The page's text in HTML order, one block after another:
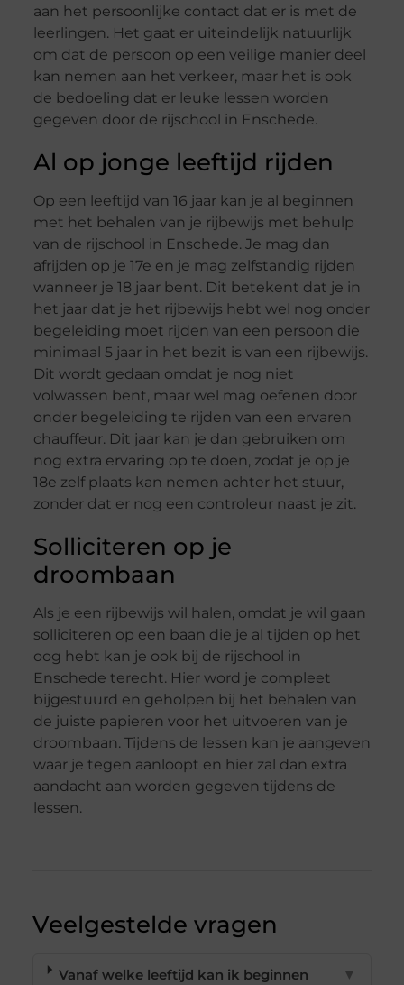
aan het persoonlijke contact dat er is met de
leerlingen. Het gaat er uiteindelijk natuurlijk
om dat de persoon op een veilige manier deel
kan nemen aan het verkeer, maar het is ook
de bedoeling dat er leuke lessen worden
gegeven door de rijschool in Enschede.
Al op jonge leeftijd rijden
Op een leeftijd van 16 jaar kan je al beginnen
met het behalen van je rijbewijs met behulp
van de rijschool in Enschede. Je mag dan
afrijden op je 17e en je mag zelfstandig rijden
wanneer je 18 jaar bent. Dit betekent dat je in
het jaar dat je het rijbewijs hebt wel nog onder
begeleiding moet rijden van een persoon die
minimaal 5 jaar in het bezit is van een rijbewijs.
Dit wordt gedaan omdat je nog niet
volwassen bent, maar wel mag oefenen door
onder begeleiding te rijden van een ervaren
chauffeur. Dit jaar kan je dan gebruiken om
nog extra ervaring op te doen, zodat je op je
18e zelf plaats kan nemen achter het stuur,
zonder dat er nog een controleur naast je zit.
Solliciteren op je
droombaan
Als je een rijbewijs wil halen, omdat je wil gaan
solliciteren op een baan die je al tijden op het
oog hebt kan je ook bij de rijschool in
Enschede terecht. Hier word je compleet
bijgestuurd en geholpen bij het behalen van
de juiste papieren voor het uitvoeren van je
droombaan. Tijdens de lessen kan je aangeven
waar je tegen aanloopt en hier zal dan extra
aandacht aan worden gegeven tijdens de
lessen.
Veelgestelde vragen
Vanaf welke leeftijd kan ik beginnen
▼